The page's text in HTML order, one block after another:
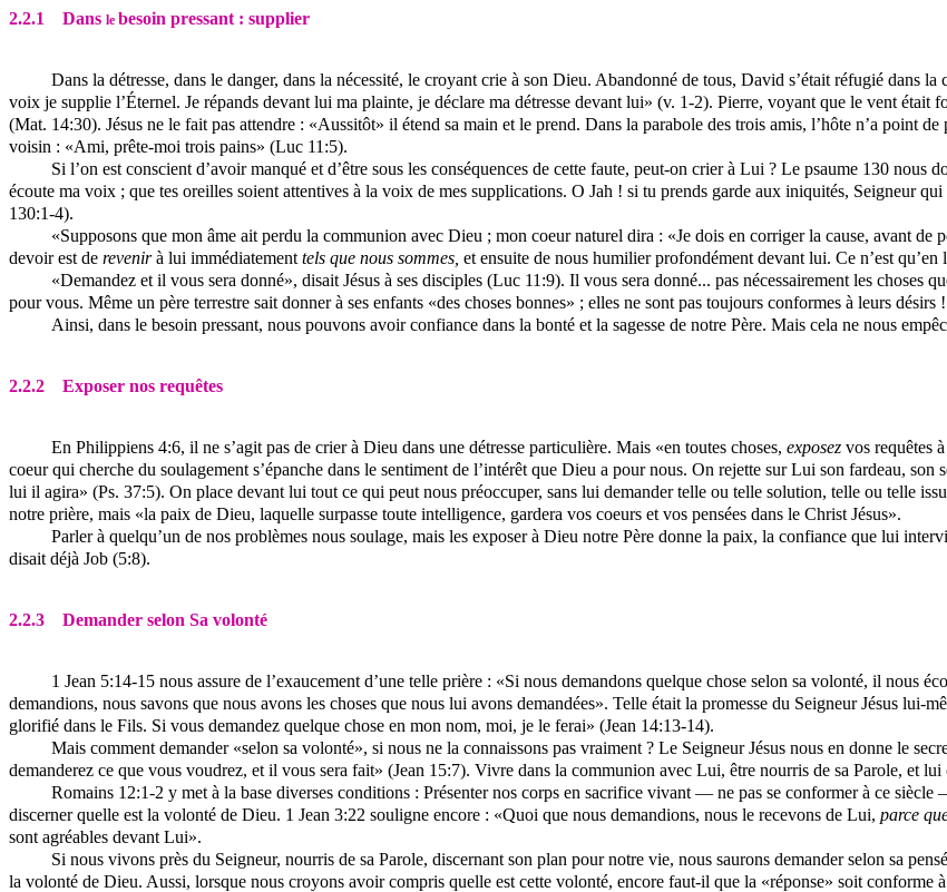
2.2.1 Dans le besoin pressant : supplier
Dans la détresse, dans le danger, dans la nécessité, le croyant crie à son Dieu. Abandonné de tous, David s’était réfugié dans
voix je supplie l’Éternel. Je répands devant lui ma plainte, je déclare ma détresse devant lui» (v. 1-2). Pierre, voyant que le vent était
(Mat. 14:30). Jésus ne le fait pas attendre : «Aussitôt» il étend sa main et le prend. Dans la parabole des trois amis, l’hôte n’a point
voisin : «Ami, prête-moi trois pains» (Luc 11:5).
Si l’on est conscient d’avoir manqué et d’être sous les conséquences de cette faute, peut-on crier à Lui ? Le psaume 130
écoute ma voix ; que tes oreilles soient attentives à la voix de mes supplications. O Jah ! si tu prends garde aux iniquités, Seigneur
130:1-4).
«Supposons que mon âme ait perdu la communion avec Dieu ; mon coeur naturel dira : «Je dois en corriger la cause, avant
devoir est de revenirà lui immédiatement tels que nous sommes, et ensuite de nous humilier profondément devant lui. Ce n’est
«Demandez et il vous sera donné», disait Jésus à ses disciples (Luc 11:9). Il voussera donné... pas nécessairement les choses
pour vous. Même un père terrestre sait donner à ses enfants «des choses bonnes» ; elles ne sont pas toujours conformes à leurs
Ainsi, dans le besoin pressant, nous pouvons avoir confiance dans la bonté et la sagesse de notre Père. Mais cela ne nous
2.2.2 Exposer nos requêtes
En Philippiens 4:6, il ne s’agit pas de crier à Dieu dans une détresse particulière. Mais «en toutes choses, exposezvos requêtes
coeur qui cherche du soulagement s’épanche dans le sentiment de l’intérêt que Dieu a pour nous. On rejette sur Lui son fardeau,
lui il agira» (Ps. 37:5). On place devant lui tout ce qui peut nous préoccuper, sans lui demander telle ou telle solution, telle ou telle
notre prière, mais «la paix de Dieu, laquelle surpasse toute intelligence, gardera vos coeurs et vos pensées dans le Christ Jésus».
Parler à quelqu’un de nos problèmes nous soulage, mais les exposer à Dieu notre Père donne la paix, la confiance que lui
disait déjà Job (5:8).
2.2.3 Demander selon Sa volonté
1 Jean 5:14-15 nous assure de l’exaucement d’une telle prière : «Si nous demandons quelque chose selon sa volonté, il nous
demandions, nous savons que nous avons les choses que nous lui avons demandées». Telle était la promesse du Seigneur Jésus
glorifié dans le Fils. Si vous demandez quelque chose en mon nom, moi, je le ferai» (Jean 14:13-14).
Mais comment demander «selon sa volonté», si nous ne la connaissons pas vraiment ? Le Seigneur Jésus nous en donne le
demanderez ce que vous voudrez, et il vous sera fait» (Jean 15:7). Vivre dans la communion avec Lui, être nourris de sa Parole, et
Romains 12:1-2 y met à la base diverses conditions : Présenter nos corps en sacrifice vivant — ne pas se conformer à ce
discerner quelle est la volonté de Dieu. 1 Jean 3:22 souligne encore : «Quoi que nous demandions, nous le recevons de Lui, parce
sont agréables devant Lui».
Si nous vivons près du Seigneur, nourris de sa Parole, discernant son plan pour notre vie, nous saurons demander selon sa
la volonté de Dieu. Aussi, lorsque nous croyons avoir compris quelle est cette volonté, encore faut-il que la «réponse» soit